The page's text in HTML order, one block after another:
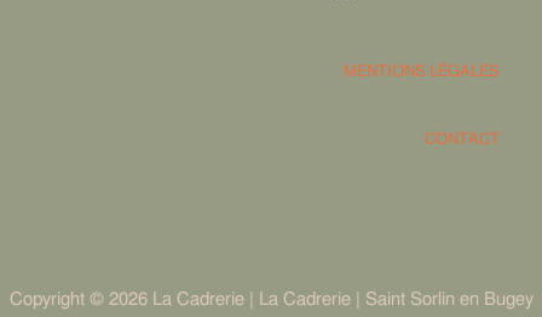
MENTIONS LÉGALES
CONTACT
Copyright © 2026 La Cadrerie | La Cadrerie | Saint Sorlin en Bugey